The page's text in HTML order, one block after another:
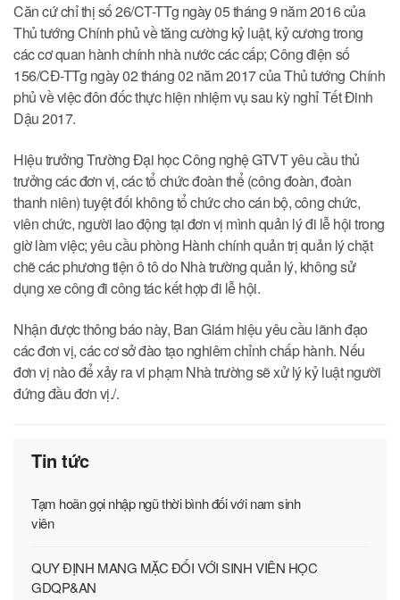
Căn cứ chỉ thị số 26/CT-TTg ngày 05 tháng 9 năm 2016 của
Thủ tướng Chính phủ về tăng cường kỷ luật, kỷ cương trong
các cơ quan hành chính nhà nước các cấp; Công điện số
156/CĐ-TTg ngày 02 tháng 02 năm 2017 của Thủ tướng Chính
phủ về việc đôn đốc thực hiện nhiệm vụ sau kỳ nghỉ Tết Đinh
Dậu 2017.
Hiệu trưởng Trường Đại học Công nghệ GTVT yêu cầu thủ
trưởng các đơn vị, các tổ chức đoàn thể (công đoàn, đoàn
thanh niên) tuyệt đối không tổ chức cho cán bộ, công chức,
viên chức, người lao động tại đơn vị mình quản lý đi lễ hội trong
giờ làm việc; yêu cầu phòng Hành chính quản trị quản lý chặt
chẽ các phương tiện ô tô do Nhà trường quản lý, không sử
dụng xe công đi công tác kết hợp đi lễ hội.
Nhận được thông báo này, Ban Giám hiệu yêu cầu lãnh đạo
các đơn vị, các cơ sở đào tạo nghiêm chỉnh chấp hành. Nếu
đơn vị nào để xảy ra vi phạm Nhà trường sẽ xử lý kỷ luật người
đứng đầu đơn vị./.
Tin tức
Tạm hoãn gọi nhập ngũ thời bình đối với nam sinh
viên
QUY ĐỊNH MANG MẶC ĐỐI VỚI SINH VIÊN HỌC
GDQP&AN